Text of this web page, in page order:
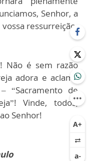
Senhor, a
ressurreição.
Não é sem razão
adora e aclama
“Sacramento de
Vinde, todos,
Senhor!